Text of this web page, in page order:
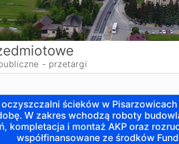
- przetargi
ścieków w Pisarzowicach o
ścieków w
W zakres wchodzą roboty
kompletacja i montaż AKP oraz
współfinansowane ze środków